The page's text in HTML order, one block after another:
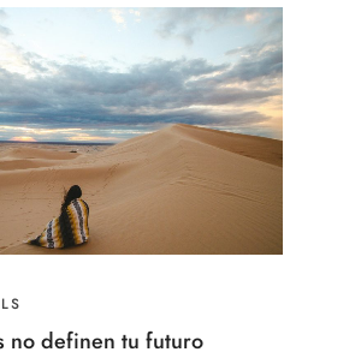
no definen tu futuro